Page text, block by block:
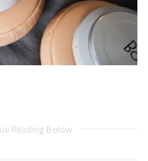
Reading Below